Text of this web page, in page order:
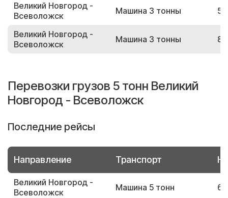
Великий Новгород -
Всеволожск
Машина 3 тонны
Великий Новгород -
Всеволожск
Машина 3 тонны
Перевозки грузов 5 тонн Великий
Новгород - Всеволожск
Последние рейсы
Направление Транспорт
Великий Новгород -
Всеволожск
Машина 5 тонн